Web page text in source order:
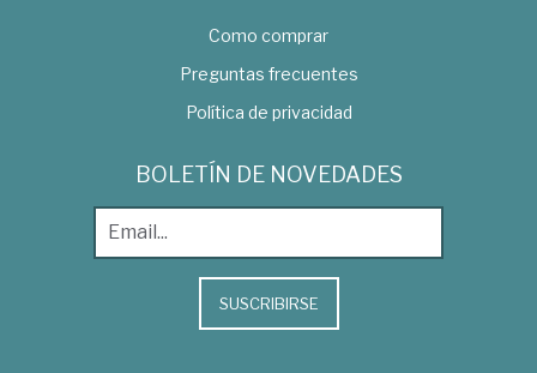
Como comprar
Preguntas frecuentes
Política de privacidad
BOLETÍN DE NOVEDADES
SUSCRIBIRSE